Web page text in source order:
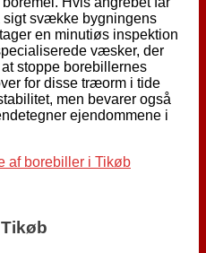
sigt svække bygningens
en minutiøs inspektion
væsker, der
stoppe borebillernes
for disse træorm i tide
men bevarer også
ejendommene i
af borebiller i Tikøb